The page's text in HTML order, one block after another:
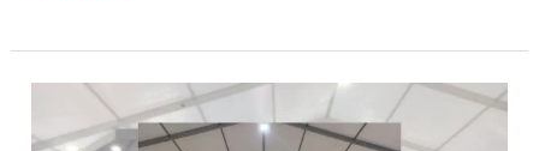
Tenda